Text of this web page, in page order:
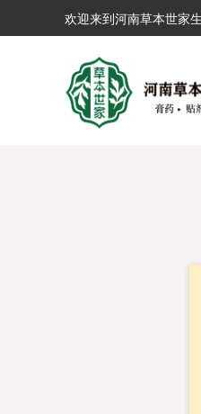
欢迎来到河南草本世家